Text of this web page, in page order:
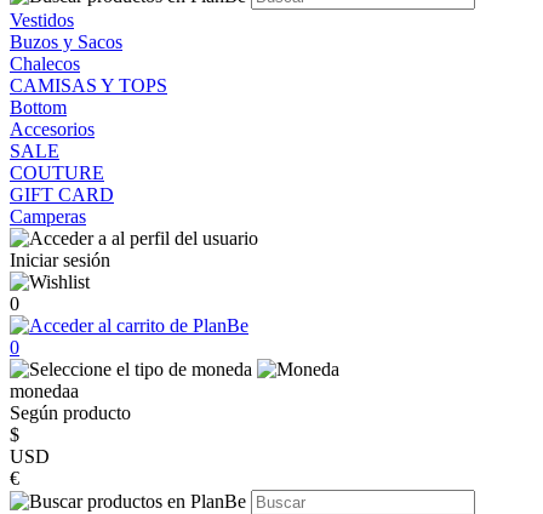
Vestidos
Buzos y Sacos
Chalecos
CAMISAS Y TOPS
Bottom
Accesorios
SALE
COUTURE
GIFT CARD
Camperas
Iniciar sesión
0
0
monedaa
Según producto
$
USD
€